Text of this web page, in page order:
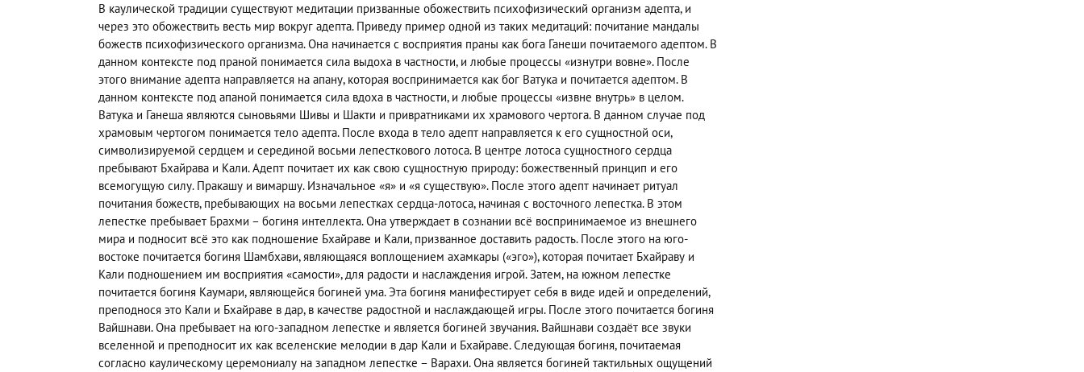
В каулической традиции существуют медитации призванные обожествить психофизический организм адепта, и
через это обожествить весть мир вокруг адепта. Приведу пример одной из таких медитаций: почитание мандалы
божеств психофизического организма. Она начинается с восприятия праны как бога Ганеши почитаемого адептом. В
данном контексте под праной понимается сила выдоха в частности, и любые процессы «изнутри вовне». После
этого внимание адепта направляется на апану, которая воспринимается как бог Ватука и почитается адептом. В
данном контексте под апаной понимается сила вдоха в частности, и любые процессы «извне внутрь» в целом.
Ватука и Ганеша являются сыновьями Шивы и Шакти и привратниками их храмового чертога. В данном случае под
храмовым чертогом понимается тело адепта. После входа в тело адепт направляется к его сущностной оси,
символизируемой сердцем и серединой восьми лепесткового лотоса. В центре лотоса сущностного сердца
пребывают Бхайрава и Кали. Адепт почитает их как свою сущностную природу: божественный принцип и его
всемогущую силу. Пракашу и вимаршу. Изначальное «я» и «я существую». После этого адепт начинает ритуал
почитания божеств, пребывающих на восьми лепестках сердца-лотоса, начиная с восточного лепестка. В этом
лепестке пребывает Брахми – богиня интеллекта. Она утверждает в сознании всё воспринимаемое из внешнего
мира и подносит всё это как подношение Бхайраве и Кали, призванное доставить радость. После этого на юго-
востоке почитается богиня Шамбхави, являющаяся воплощением ахамкары («эго»), которая почитает Бхайраву и
Кали подношением им восприятия «самости», для радости и наслаждения игрой. Затем, на южном лепестке
почитается богиня Каумари, являющейся богиней ума. Эта богиня манифестирует себя в виде идей и определений,
преподнося это Кали и Бхайраве в дар, в качестве радостной и наслаждающей игры. После этого почитается богиня
Вайшнави. Она пребывает на юго-западном лепестке и является богиней звучания. Вайшнави создаёт все звуки
вселенной и преподносит их как вселенские мелодии в дар Кали и Бхайраве. Следующая богиня, почитаемая
согласно каулическому церемониалу на западном лепестке – Варахи. Она является богиней тактильных ощущений